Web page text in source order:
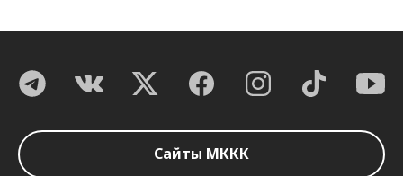
Сайты МККК